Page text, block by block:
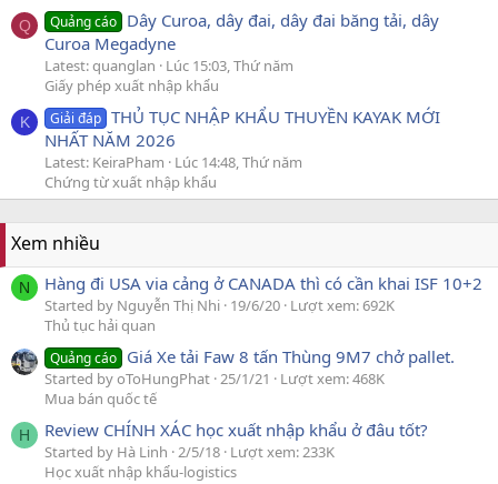
Q Quảng cáo Dây Curoa, dây đai, dây đai băng tải, dây
Curoa Megadyne
Latest: quanglan
Lúc 15:03, Thứ năm
Giấy phép xuất nhập khẩu
K Giải đáp THỦ TỤC NHẬP KHẨU THUYỀN KAYAK MỚI
NHẤT NĂM 2026
Latest: KeiraPham
Lúc 14:48, Thứ năm
Chứng từ xuất nhập khẩu
Xem nhiều
N Hàng đi USA via cảng ở CANADA thì có cần khai ISF 10+2
Started by Nguyễn Thị Nhi 19/6/20 Lượt xem: 692K
Thủ tục hải quan
Quảng cáo Giá Xe tải Faw 8 tấn Thùng 9M7 chở pallet.
Started by oToHungPhat 25/1/21
Lượt xem: 468K
Mua bán quốc tế
H Review CHÍNH XÁC học xuất nhập khẩu ở đâu tốt?
Started by Hà Linh 2/5/18 Lượt xem: 233K
Học xuất nhập khẩu-logistics